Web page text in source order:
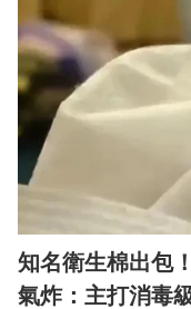
知名衛生棉出包
氣炸：主打消毒